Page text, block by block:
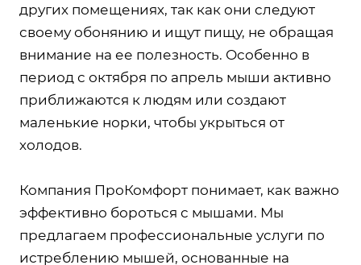
других помещениях, так как они следуют
своему обонянию и ищут пищу, не обращая
внимание на ее полезность. Особенно в
период с октября по апрель мыши активно
приближаются к людям или создают
маленькие норки, чтобы укрыться от
холодов.
Компания ПроКомфорт понимает, как важно
эффективно бороться с мышами. Мы
предлагаем профессиональные услуги по
истреблению мышей, основанные на